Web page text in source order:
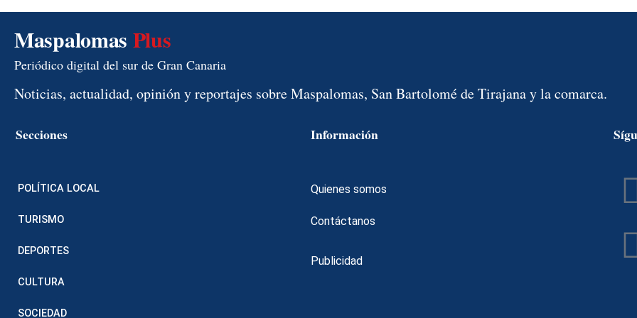
Maspalomas Plus
Periódico digital del sur de Gran Canaria
Noticias, actualidad, opinión y reportajes sobre Maspalomas, San Bartolomé de Tirajana y la comarca.
Secciones
POLÍTICA LOCAL
TURISMO
DEPORTES
CULTURA
SOCIEDAD
Información
Quienes somos
Contáctanos
Publicidad